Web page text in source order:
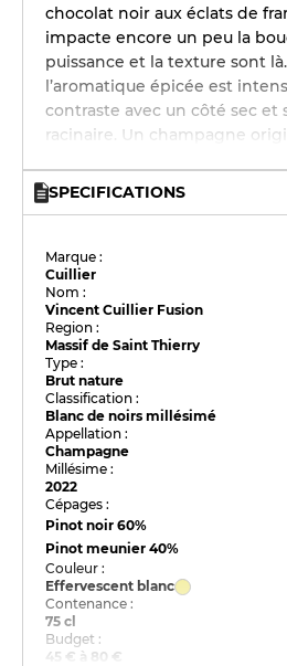
chocolat noir aux éclats de
impacte encore un peu la
puissance et la texture sont
l’aromatique épicée est
contraste avec un côté sec et
racinaire. Un champagne
SPECIFICATIONS
Marque :
Cuillier
Nom :
Vincent Cuillier Fusion
Region :
Massif de Saint Thierry
Type :
Brut nature
Classification :
Blanc de noirs millésimé
Appellation :
Champagne
Millésime :
2022
Cépages :
Pinot noir60%
Pinot meunier40%
Couleur :
Effervescent blanc
Contenance :
75 cl
Budget :
45 € à 80 €